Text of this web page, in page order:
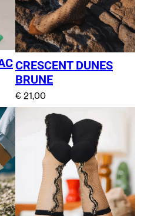
CRESCENT DUNES
BRUNE
€ 21,00